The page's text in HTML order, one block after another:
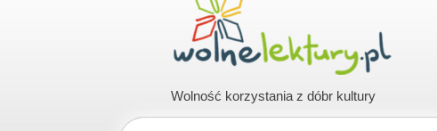
Wolność korzystania z dóbr kultury